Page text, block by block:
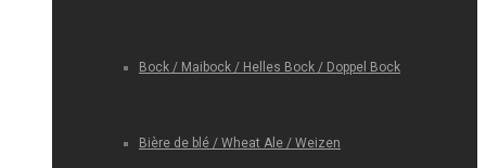
Bock / Maibock / Helles Bock / Doppel Bock
Bière de blé / Wheat Ale / Weizen